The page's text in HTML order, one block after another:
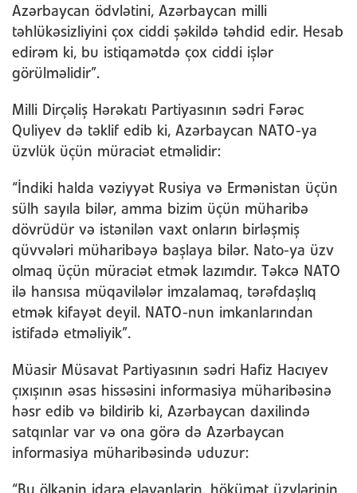
Azərbaycan ödvlətini, Azərbaycan milli
təhlükəsizliyini çox ciddi şəkildə təhdid edir. Hesab
edirəm ki, bu istiqamətdə çox ciddi işlər
görülməlidir”.
Milli Dirçəliş Hərəkatı Partiyasının sədri Fərəc
Quliyev də təklif edib ki, Azərbaycan NATO-ya
üzvlük üçün müraciət etməlidir:
“İndiki halda vəziyyət Rusiya və Ermənistan üçün
sülh sayıla bilər, amma bizim üçün müharibə
dövrüdür və istənilən vaxt onların birləşmiş
qüvvələri müharibəyə başlaya bilər. Nato-ya üzv
olmaq üçün müraciət etmək lazımdır. Təkcə NATO
ilə hansısa müqavilələr imzalamaq, tərəfdaşlıq
etmək kifayət deyil. NATO-nun imkanlarından
istifadə etməliyik”.
Müasir Müsavat Partiyasının sədri Hafiz Hacıyev
çıxışının əsas hissəsini informasiya müharibəsinə
həsr edib və bildirib ki, Azərbaycan daxilində
satqınlar var və ona görə də Azərbaycan
informasiya müharibəsində uduzur: